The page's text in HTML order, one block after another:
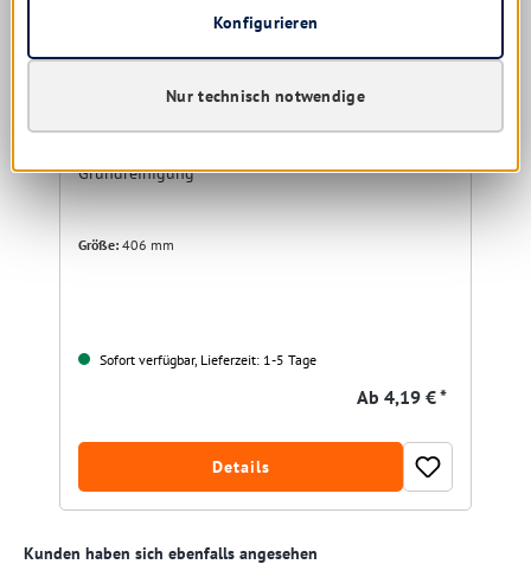
Grundreinigung
Größe: 406 mm
Sofort verfügbar, Lieferzeit: 1-5 Tage
Ab 4,19 € *
Details
Produktgalerie überspringen
Kunden haben sich ebenfalls angesehen
Nur technisch notwendige
Konfigurieren